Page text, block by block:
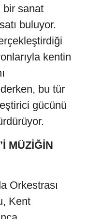
bir sanat
buluyor.
kentin
bu tür
gücünü
MÜZİĞİN
Orkestrası
Kent